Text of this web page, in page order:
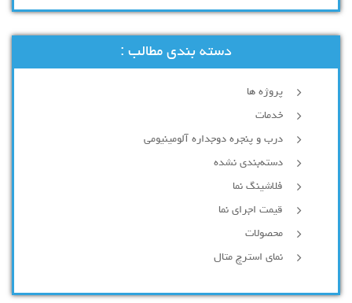
دسته بندی مطالب :
پروژه ها
خدمات
درب و پنجره دوجداره آلومینیومی
دسته‌بندی نشده
فلاشینگ نما
قیمت اجرای نما
محصولات
نمای استرچ متال